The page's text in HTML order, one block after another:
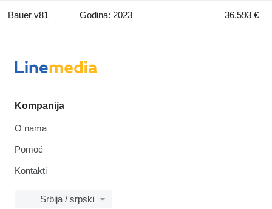
Bauer v81 Godina: 2023 36.593 €
Kompanija
O nama
Pomoć
Kontakti
Srbija / srpski